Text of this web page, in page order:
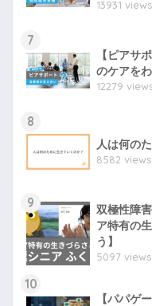
13931 views
7
【ピアサ
のケアを
12279
8
人は何の
8582 views
9
双極性障
ア特有の
う】
5097 views
10
【パパゲ